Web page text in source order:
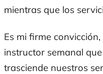
mientras que los
Es mi firme
instructor semanal
trasciende nuestros